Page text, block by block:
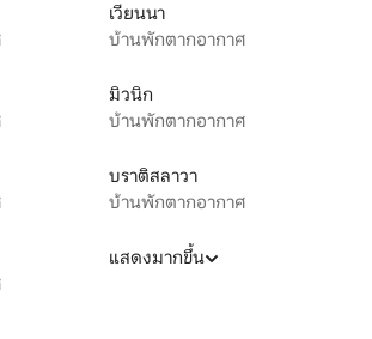
เวียนนา
บ้านพักตากอากาศ
มิวนิก
บ้านพักตากอากาศ
บราติสลาวา
บ้านพักตากอากาศ
แสดงมากขึ้น